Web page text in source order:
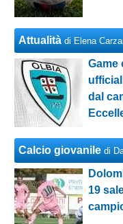
Attualità di Elena
Game
dal
Calcio giovanile di
19